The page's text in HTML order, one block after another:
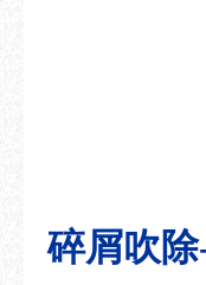
碎屑吹